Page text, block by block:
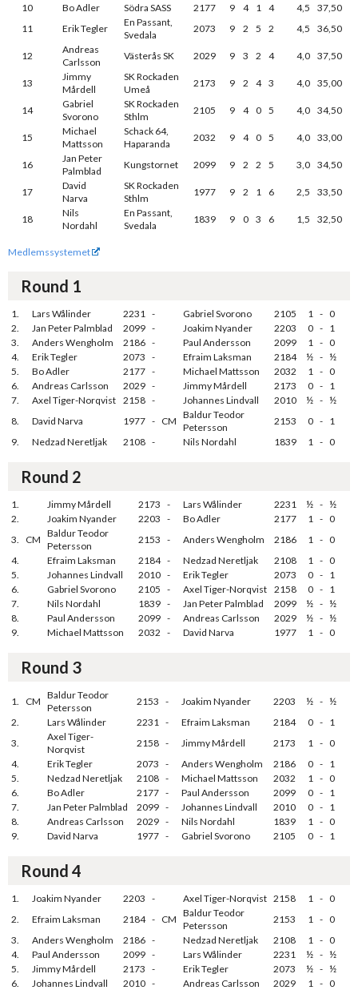
10
Bo Adler Södra SASS 2177 9 4 1 4 4,5
37,50
11
Erik Tegler
En Passant,
Svedala
2073 9 2 5 2 4,5 36,50
12
Andreas
Carlsson
Västerås SK 2029 9 3 2 4 4,0 37,50
13
Jimmy
Mårdell
SK Rockaden
Umeå
2173 9 2 4 3 4,0 35,00
14
Gabriel
Svorono
SK Rockaden
Sthlm
2105 9 4 0 5 4,0 34,50
15
Michael
Mattsson
Schack 64,
Haparanda
2032 9 4 0 5 4,0 33,00
16
Jan Peter
Palmblad
Kungstornet 2099 9 2 2 5 3,0 34,50
17
David
Narva
SK Rockaden
Sthlm
1977 9 2 1 6 2,5 33,50
18
Nils
Nordahl
En Passant,
Svedala
1839 9 0 3 6 1,5 32,50
Medlemssystemet
Round 1
1. Lars Wålinder 2231 - Gabriel Svorono 2105 1 - 0
2.
Jan Peter Palmblad 2099 - Joakim Nyander 2203 0 - 1
3.
Anders Wengholm 2186 - Paul Andersson 2099 1 - 0
4.
Erik Tegler 2073 - Efraim Laksman 2184 ½ - ½
5.
Bo Adler 2177 - Michael Mattsson 2032 1 - 0
6.
Andreas Carlsson 2029 - Jimmy Mårdell 2173 0 - 1
7.
Axel Tiger-Norqvist 2158 - Johannes Lindvall 2010 ½ - ½
8.
David Narva 1977 - CM
Baldur Teodor
Petersson
2153 0 - 1
9.
Nedzad Neretljak 2108 - Nils Nordahl 1839 1 - 0
Round 2
1. Jimmy Mårdell 2173 - Lars Wålinder 2231 ½ - ½
2.
Joakim Nyander 2203 - Bo Adler 2177 1 - 0
3.
CM
Baldur Teodor
Petersson
2153 - Anders Wengholm 2186 1 - 0
4.
Efraim Laksman 2184 - Nedzad Neretljak 2108 1 - 0
5.
Johannes Lindvall 2010 - Erik Tegler 2073 0 - 1
6.
Gabriel Svorono 2105 - Axel Tiger-Norqvist 2158 0 - 1
7.
Nils Nordahl 1839 - Jan Peter Palmblad 2099 ½ - ½
8.
Paul Andersson 2099 - Andreas Carlsson 2029 ½ - ½
9.
Michael Mattsson 2032 - David Narva 1977 1 - 0
Round 3
1. CM
Baldur Teodor
Petersson
2153 - Joakim Nyander 2203 ½ - ½
2.
Lars Wålinder 2231 - Efraim Laksman 2184 0 - 1
3.
Axel Tiger-
Norqvist
2158 - Jimmy Mårdell 2173 1 - 0
4.
Erik Tegler 2073 - Anders Wengholm 2186 0 - 1
5.
Nedzad Neretljak 2108 - Michael Mattsson 2032 1 - 0
6.
Bo Adler 2177 - Paul Andersson 2099 0 - 1
7.
Jan Peter Palmblad 2099 - Johannes Lindvall 2010 0 - 1
8.
Andreas Carlsson 2029 - Nils Nordahl 1839 1 - 0
9.
David Narva 1977 - Gabriel Svorono 2105 0 - 1
Round 4
1. Joakim Nyander 2203 - Axel Tiger-Norqvist 2158 1 - 0
2.
Efraim Laksman 2184 - CM
Baldur Teodor
Petersson
2153 1 - 0
3.
Anders Wengholm 2186 - Nedzad Neretljak 2108 1 - 0
4.
Paul Andersson 2099 - Lars Wålinder 2231 ½ - ½
5.
Jimmy Mårdell 2173 - Erik Tegler 2073 ½ - ½
6.
Johannes Lindvall 2010 - Andreas Carlsson 2029 1 - 0